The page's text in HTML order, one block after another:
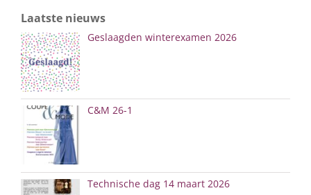
Laatste nieuws
Geslaagden winterexamen 2026
C&M 26-1
Technische dag 14 maart 2026